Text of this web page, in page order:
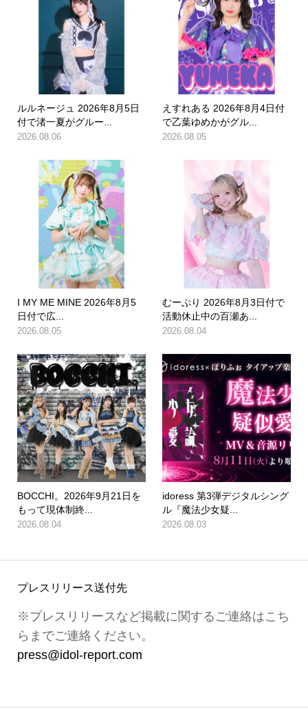
ルルネージュ 2026年8月5日
付で渚一夏がグルー...
2026.08.06
えすれある 2026年8月4日付
で乙葉ゆめかがグル...
2026.08.05
I MY ME MINE 2026年8月5
日付で広...
2026.08.05
むーぷり 2026年8月3日付で
活動休止中の百瀬あ...
2026.08.04
BOCCHI。2026年9月21日を
もって現体制終...
2026.08.04
idoress 第3弾デジタルシング
ル『魔法少女疑...
2026.08.03
プレスリリース送付先
※プレスリリースなど掲載に関するご連絡はこち
らまでご連絡ください。
press@idol-report.com